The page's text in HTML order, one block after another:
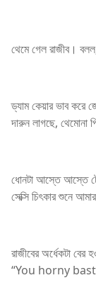
থেমে গেল রাজীব।
ড্যাম কেয়ার ভাব করে
দারুন লাগছে, থেমোনা
ধোনটা আস্তে আস্তে
সেক্সি চিৎকার শুনে
রাজীবের অর্ধেকটা
“You horny